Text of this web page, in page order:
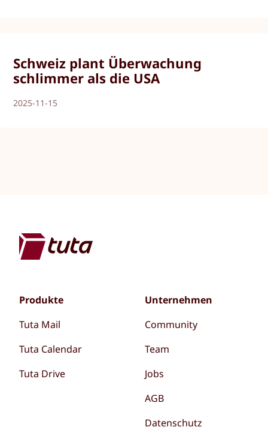
Schweiz plant Überwachung
schlimmer als die USA
2025-11-15
Produkte
Tuta Mail
Tuta Calendar
Tuta Drive
Unternehmen
Community
Team
Jobs
AGB
Datenschutz